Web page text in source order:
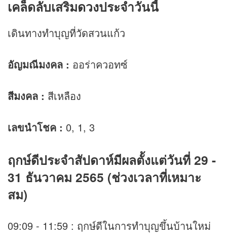
เคล็ดลับเสริมดวงประจำวันนี้
เดินทางทำบุญที่วัดสวนแก้ว
อัญมณีมงคล : ออร่าควอทซ์
สีมงคล : สีเหลือง
เลขนำโชค : 0, 1, 3
ฤกษ์ดีประจำสัปดาห์มีผลตั้งแต่วันที่ 29 -
31 ธันวาคม 2565 (ช่วงเวลาที่เหมาะ
สม)
09:09 - 11:59 : ฤกษ์ดีในการทำบุญขึ้นบ้านใหม่